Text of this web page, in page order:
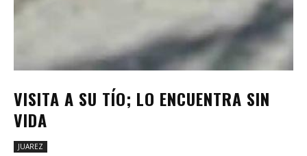
VISITA A SU TÍO; LO ENCUENTRA SIN
VIDA
JUAREZ